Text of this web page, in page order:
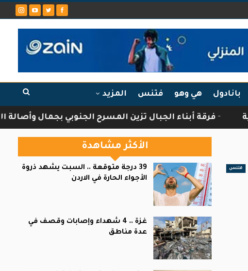
بانادول هي وهو فتنس المزيد
فرقة أبناء الجبال تزين المسرح الجنوبي بجمال وأصالة الثقافة
فتنس
الأكثر مشاهدة
39 درجة متوقعة .. السبت يشهد ذروة
الأجواء الحارة في الاردن
غزة .. 4 شهداء وإصابات وقصف في
عدة مناطق